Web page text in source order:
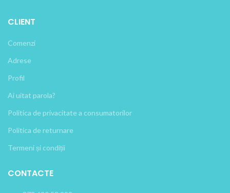
CLIENT
Comenzi
Adrese
Profil
Ai uitat parola?
Politica de privacitate a consumatorilor
Politica de returnare
Termeni și condiții
CONTACTE